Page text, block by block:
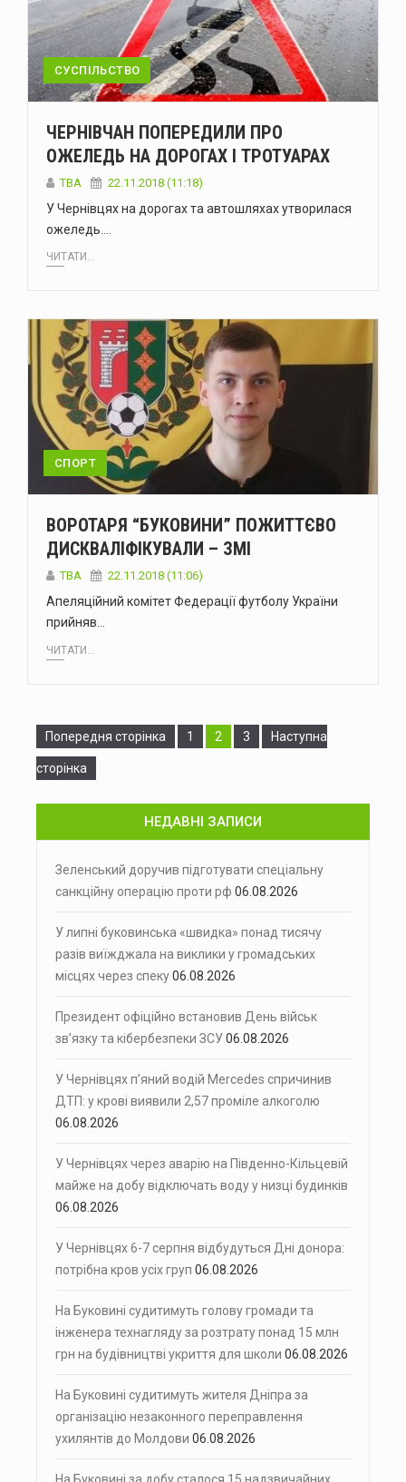
СУСПІЛЬСТВО
ЧЕРНІВЧАН ПОПЕРЕДИЛИ ПРО
ОЖЕЛЕДЬ НА ДОРОГАХ І ТРОТУАРАХ
TBA 22.11.2018 (11:18)
У Чернівцях на дорогах та автошляхах утворилася
ожеледь.…
ЧИТАТИ...
СПОРТ
ВОРОТАРЯ “БУКОВИНИ” ПОЖИТТЄВО
ДИСКВАЛІФІКУВАЛИ – ЗМІ
TBA 22.11.2018 (11:06)
Апеляційний комітет Федерації футболу України
прийняв…
ЧИТАТИ...
Попередня сторінка Сторінка
1 Сторінка
2 Сторінка
3 Наступна
сторінка
НЕДАВНІ ЗАПИСИ
Зеленський доручив підготувати спеціальну
санкційну операцію проти рф 06.08.2026
У липні буковинська «швидка» понад тисячу
разів виїжджала на виклики у громадських
місцях через спеку06.08.2026
Президент офіційно встановив День військ
зв’язку та кібербезпеки ЗСУ06.08.2026
У Чернівцях п’яний водій Mercedes спричинив
ДТП: у крові виявили 2,57 проміле алкоголю
06.08.2026
У Чернівцях через аварію на Південно-Кільцевій
майже на добу відключать воду у низці будинків
06.08.2026
У Чернівцях 6-7 серпня відбудуться Дні донора:
потрібна кров усіх груп 06.08.2026
На Буковині судитимуть голову громади та
інженера технагляду за розтрату понад 15 млн
грн на будівництві укриття для школи 06.08.2026
На Буковині судитимуть жителя Дніпра за
організацію незаконного переправлення
ухилянтів до Молдови 06.08.2026